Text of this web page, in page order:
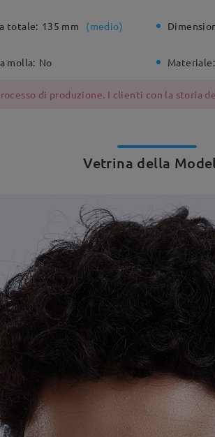
totale: 135 mm (medio)
molla: No Materiale:
di produzione. I clienti con la
Vetrina della